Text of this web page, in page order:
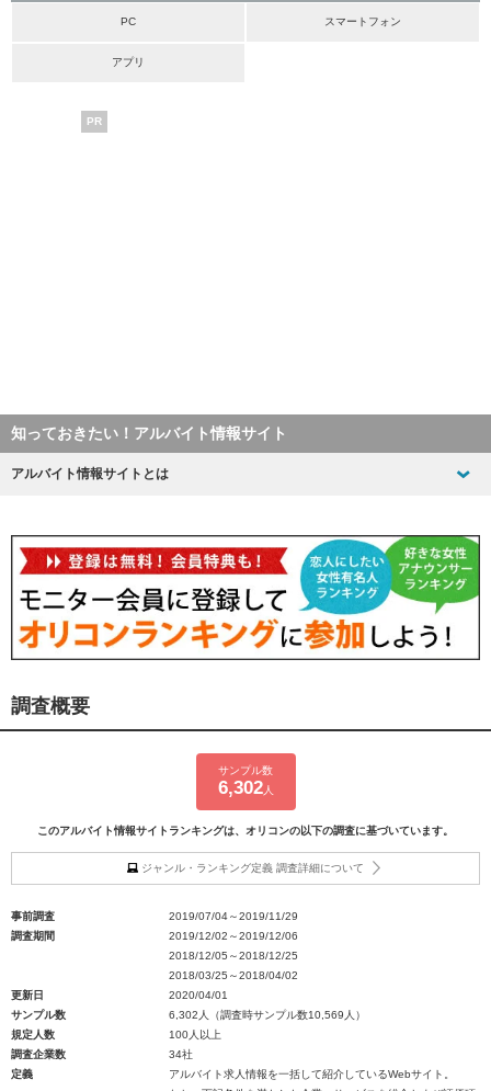
PC スマートフォン
アプリ
PR
知っておきたい！アルバイト情報サイト
アルバイト情報サイトとは
調査概要
サンプル数
6,302人
このアルバイト情報サイトランキングは、オリコンの以下の調査に基づいています。
ジャンル・ランキング定義 調査詳細について
事前調査
2019/07/04～2019/11/29
調査期間
2019/12/02～2019/12/06
2018/12/05～2018/12/25
2018/03/25～2018/04/02
更新日
2020/04/01
サンプル数
6,302人（調査時サンプル数10,569人）
規定人数
100人以上
調査企業数
34社
定義
アルバイト求人情報を一括して紹介しているWebサイト。